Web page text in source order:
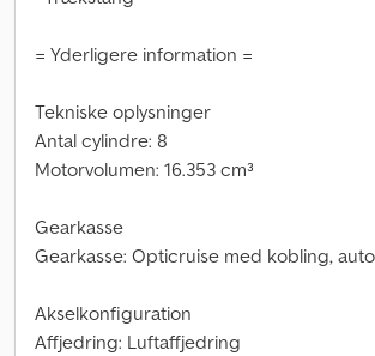
= Yderligere information =
Tekniske oplysninger
Antal cylindre: 8
Motorvolumen: 16.353 cm³
Gearkasse
Gearkasse: Opticruise med kobling,
Akselkonfiguration
Affjedring: Luftaffjedring